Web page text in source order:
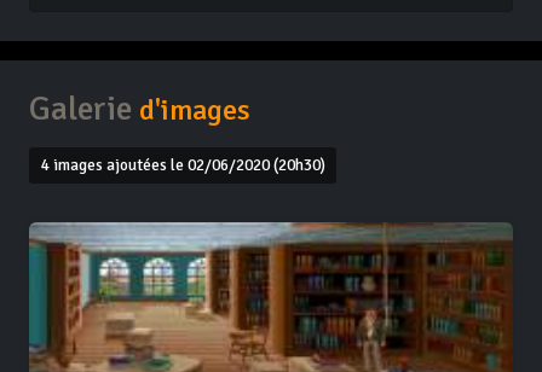
Galerie d'images
4 images ajoutées le 02/06/2020 (20h30)